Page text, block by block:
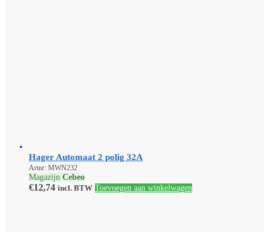
Hager Automaat 2 polig 32A
Artnr: MWN232
Magazijn Cebeo
€12,74 incl. BTW Toevoegen aan winkelwagen